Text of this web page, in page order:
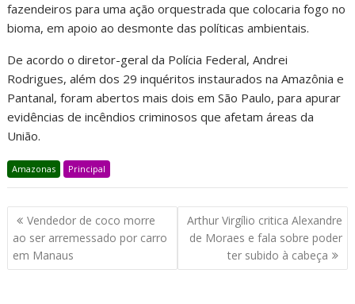
fazendeiros para uma ação orquestrada que colocaria fogo no
bioma, em apoio ao desmonte das políticas ambientais.
De acordo o diretor-geral da Polícia Federal, Andrei
Rodrigues, além dos 29 inquéritos instaurados na Amazônia e
Pantanal, foram abertos mais dois em São Paulo, para apurar
evidências de incêndios criminosos que afetam áreas da
União.
Amazonas Principal
Vendedor de coco morre
ao ser arremessado por carro
em Manaus
Arthur Virgílio critica Alexandre
de Moraes e fala sobre poder
ter subido à cabeça